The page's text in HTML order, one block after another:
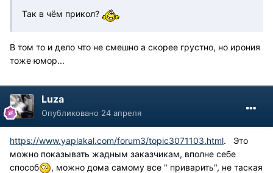
Так в чём прикол?
В том то и дело что не смешно а скорее грустно, но ирония
тоже юмор...
Luza
Опубликовано 24 апреля
https://www.yaplakal.com/forum3/topic3071103.html. Это
можно показывать жадным заказчикам, вполне себе
способ
, можно дома самому все " приварить", не таская